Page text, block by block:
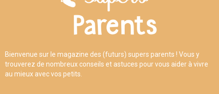
Bienvenue sur le magazine des (futurs) supers parents ! Vous y
trouverez de nombreux conseils et astuces pour vous aider à vivre
au mieux avec vos petits.